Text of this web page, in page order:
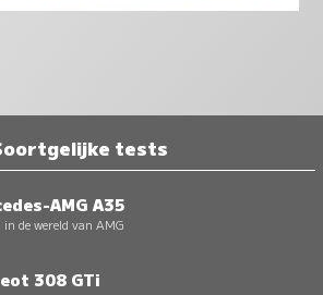
tests
AMG A35
in de wereld van AMG
308 GTi